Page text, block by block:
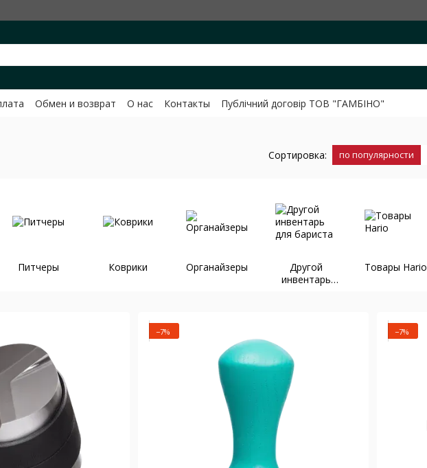
Обмен и возврат О нас Контакты
Публічний договір ТОВ "ГАМБІНО"
Сортировка: по популярности
Питчеры Коврики Органайзеры
Другой
инвентарь
Товары Hario
−7% −7%